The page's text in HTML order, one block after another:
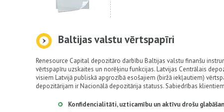
Baltijas valstu vērtspapīri
Renesource Capital depozitāro darbību Baltijas valstu finanšu
vērtspapīru uzskaites un norēķinu funkcijas. Latvijas Centrālais
visiem Latvijā publiskā apgrozībā esošajiem (biržā iekļautiem)
depozitārijam ir Nacionālā depozitārija statuss. Sabiedrības
Konfidencialitāti, uzticamību un aktīvu drošu